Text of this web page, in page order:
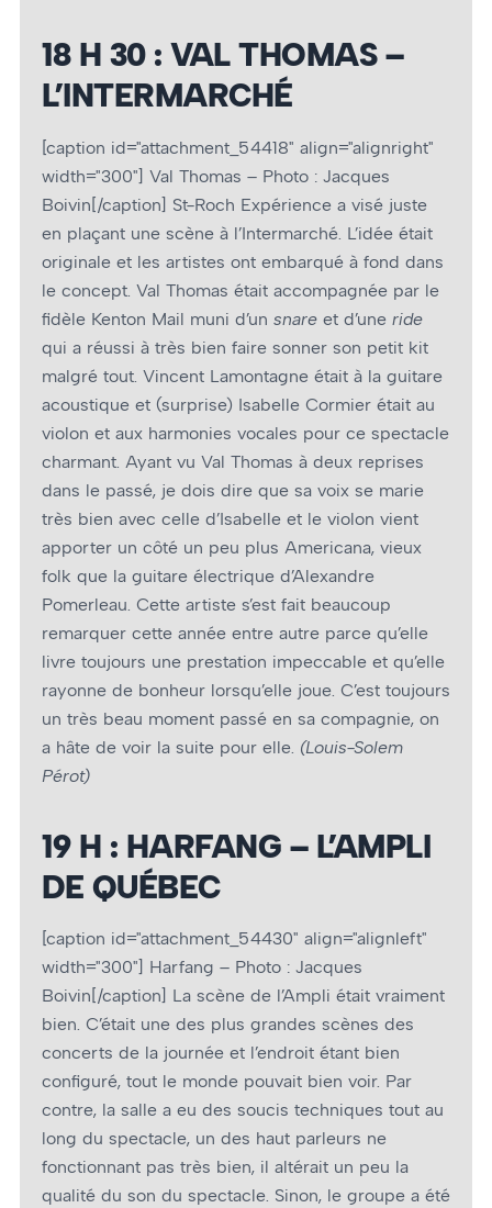
18 H 30 : VAL THOMAS –
L’INTERMARCHÉ
[caption id="attachment_54418" align="alignright"
width="300"] Val Thomas – Photo : Jacques
Boivin[/caption] St-Roch Expérience a visé juste
en plaçant une scène à l’Intermarché. L’idée était
originale et les artistes ont embarqué à fond dans
le concept. Val Thomas était accompagnée par le
fidèle Kenton Mail muni d’un snare et d’une ride
qui a réussi à très bien faire sonner son petit kit
malgré tout. Vincent Lamontagne était à la guitare
acoustique et (surprise) Isabelle Cormier était au
violon et aux harmonies vocales pour ce spectacle
charmant. Ayant vu Val Thomas à deux reprises
dans le passé, je dois dire que sa voix se marie
très bien avec celle d’Isabelle et le violon vient
apporter un côté un peu plus Americana, vieux
folk que la guitare électrique d’Alexandre
Pomerleau. Cette artiste s’est fait beaucoup
remarquer cette année entre autre parce qu’elle
livre toujours une prestation impeccable et qu’elle
rayonne de bonheur lorsqu’elle joue. C’est toujours
un très beau moment passé en sa compagnie, on
a hâte de voir la suite pour elle. (Louis-Solem
Pérot)
19 H : HARFANG – L’AMPLI
DE QUÉBEC
[caption id="attachment_54430" align="alignleft"
width="300"]
Harfang – Photo : Jacques
Boivin[/caption] La scène de l’Ampli était vraiment
bien. C’était une des plus grandes scènes des
concerts de la journée et l’endroit étant bien
configuré, tout le monde pouvait bien voir. Par
contre, la salle a eu des soucis techniques tout au
long du spectacle, un des haut parleurs ne
fonctionnant pas très bien, il altérait un peu la
qualité du son du spectacle. Sinon, le groupe a été